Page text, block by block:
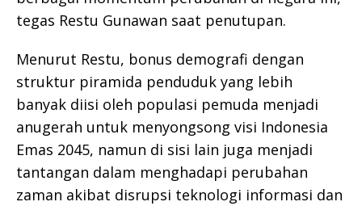
tegas Restu Gunawan saat penutupan.
Menurut Restu, bonus demografi dengan
struktur piramida penduduk yang lebih
banyak diisi oleh populasi pemuda menjadi
anugerah untuk menyongsong visi Indonesia
Emas 2045, namun di sisi lain juga menjadi
tantangan dalam menghadapi perubahan
zaman akibat disrupsi teknologi informasi dan